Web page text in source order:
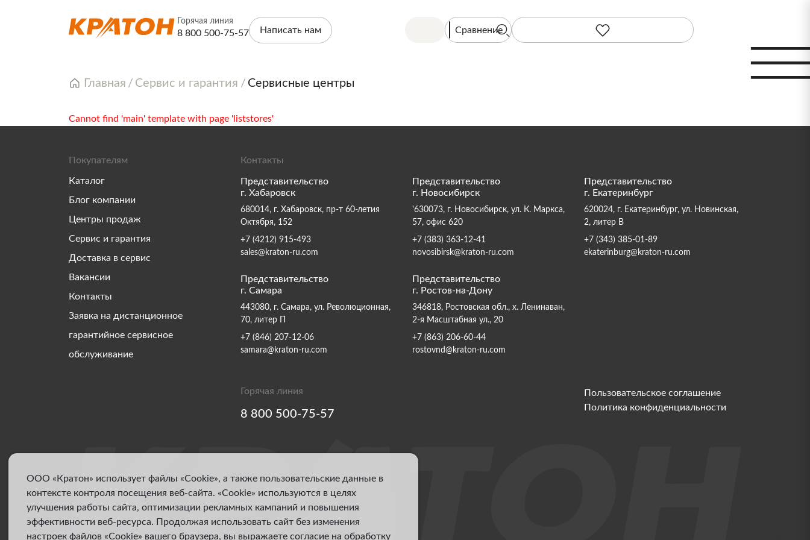
Горячая линия
8 800 500-75-57 Написать нам Сравнение
Главная Сервис и гарантия Сервисные центры
Cannot find 'main' template with page 'liststores'
Покупателям
Каталог
Блог компании
Центры продаж
Сервис и гарантия
Доставка в сервис
Вакансии
Контакты
Заявка на дистанционное
гарантийное сервисное
обслуживание
Контакты
Представительство
г. Хабаровск
680014, г. Хабаровск, пр-т 60-летия
Октября, 152
+7 (4212) 915-493
sales@kraton-ru.com
Представительство
г. Новосибирск
'630073, г. Новосибирск, ул. К. Маркса,
57, офис 620
+7 (383) 363-12-41
novosibirsk@kraton-ru.com
Представительство
г. Екатеринбург
620024, г. Екатеринбург, ул. Новинская,
2, литер В
+7 (343) 385-01-89
ekaterinburg@kraton-ru.com
Представительство
г. Самара
443080, г. Самара, ул. Революционная,
70, литер П
+7 (846) 207-12-06
samara@kraton-ru.com
Представительство
г. Ростов-на-Дону
346818, Ростовская обл., х. Ленинаван,
2-я Масштабная ул., 20
+7 (863) 206-60-44
rostovnd@kraton-ru.com
Горячая линия
8 800 500-75-57
Пользовательское соглашение
Политика конфиденциальности
ООО «Кратон» использует файлы «Cookie», а также пользовательские данные в
контексте контроля посещения веб-сайта. «Cookie» используются в целях
улучшения работы сайта, оптимизации рекламных кампаний и повышения
эффективности веб-ресурса. Продолжая использовать сайт без изменения
настроек файлов «Cookie» вашего браузера, вы выражаете согласие на обработку